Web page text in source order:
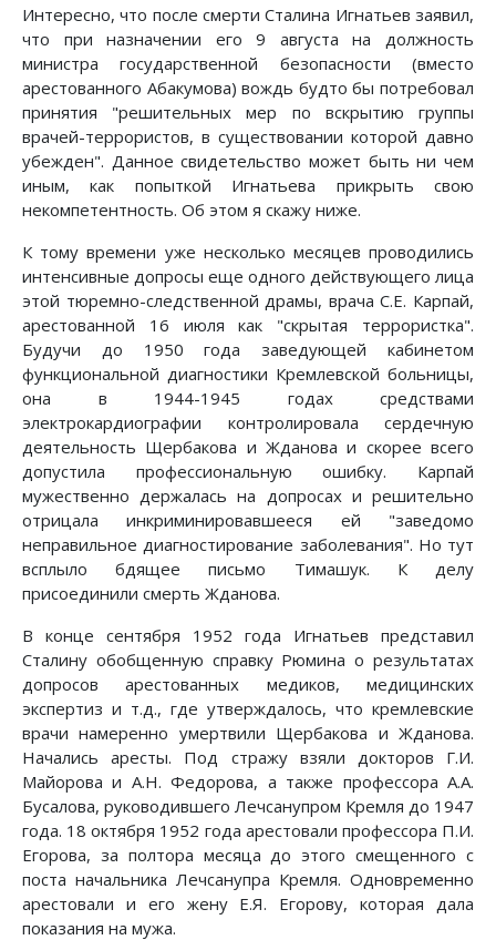
Интересно, что после смерти Сталина Игнатьев заявил,
что при назначении его 9 августа на должность
министра государственной безопасности (вместо
арестованного Абакумова) вождь будто бы потребовал
принятия "решительных мер по вскрытию группы
врачей-террористов, в существовании которой давно
убежден". Данное свидетельство может быть ни чем
иным, как попыткой Игнатьева прикрыть свою
некомпетентность. Об этом я скажу ниже.
К тому времени уже несколько месяцев проводились
интенсивные допросы еще одного действующего лица
этой тюремно-следственной драмы, врача С.Е. Карпай,
арестованной 16 июля как "скрытая террористка".
Будучи до 1950 года заведующей кабинетом
функциональной диагностики Кремлевской больницы,
она в 1944-1945 годах средствами
электрокардиографии контролировала сердечную
деятельность Щербакова и Жданова и скорее всего
допустила профессиональную ошибку. Карпай
мужественно держалась на допросах и решительно
отрицала инкриминировавшееся ей "заведомо
неправильное диагностирование заболевания". Но тут
всплыло бдящее письмо Тимашук. К делу
присоединили смерть Жданова.
В конце сентября 1952 года Игнатьев представил
Сталину обобщенную справку Рюмина о результатах
допросов арестованных медиков, медицинских
экспертиз и т.д., где утверждалось, что кремлевские
врачи намеренно умертвили Щербакова и Жданова.
Начались аресты. Под стражу взяли докторов Г.И.
Майорова и А.Н. Федорова, а также профессора А.А.
Бусалова, руководившего Лечсанупром Кремля до 1947
года. 18 октября 1952 года арестовали профессора П.И.
Егорова, за полтора месяца до этого смещенного с
поста начальника Лечсанупра Кремля. Одновременно
арестовали и его жену Е.Я. Егорову, которая дала
показания на мужа.